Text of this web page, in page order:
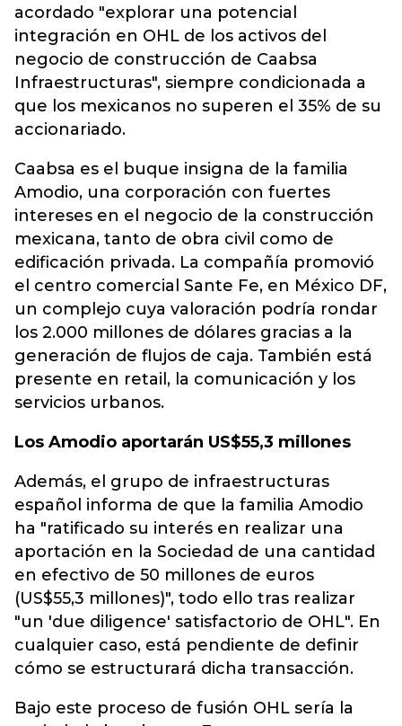
acordado "explorar una potencial
integración en OHL de los activos del
negocio de construcción de Caabsa
Infraestructuras", siempre condicionada a
que los mexicanos no superen el 35% de su
accionariado.
Caabsa es el buque insigna de la familia
Amodio, una corporación con fuertes
intereses en el negocio de la construcción
mexicana, tanto de obra civil como de
edificación privada. La compañía promovió
el centro comercial Sante Fe, en México DF,
un complejo cuya valoración podría rondar
los 2.000 millones de dólares gracias a la
generación de flujos de caja. También está
presente en retail, la comunicación y los
servicios urbanos.
Los Amodio aportarán US$55,3 millones
Además, el grupo de infraestructuras
español informa de que la familia Amodio
ha "ratificado su interés en realizar una
aportación en la Sociedad de una cantidad
en efectivo de 50 millones de euros
(US$55,3 millones)", todo ello tras realizar
"un 'due diligence' satisfactorio de OHL". En
cualquier caso, está pendiente de definir
cómo se estructurará dicha transacción.
Bajo este proceso de fusión OHL sería la